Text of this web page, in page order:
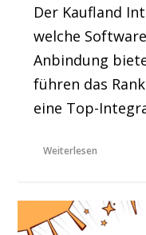
Der Kaufland
welche
Anbindung
führen das
eine Top-
Weiterlesen